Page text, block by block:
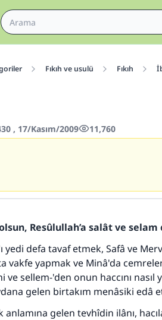
Fıkıh ve usulü Fıkıh
, 17/Kasım/2009 11,760
Resûlullah’a salât ve selam
yedi defa tavaf etmek, Safâ ve
vakfe yapmak ve Minâ'da
ve sellem-'den onun haccını
gelen birtakım menâsiki edâ
anlamına gelen tevhîdin ilânı,
110845 Nolu Cevap,